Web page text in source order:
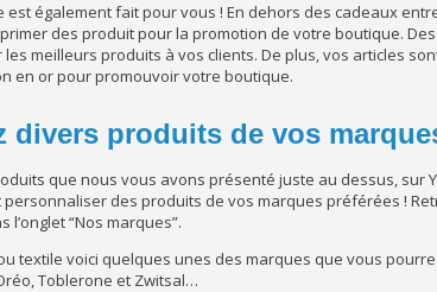
est également fait pour vous ! En dehors des cadeaux
des produit pour la promotion de votre boutique.
meilleurs produits à vos clients. De plus, vos articles
en or pour promouvoir votre boutique.
divers produits de vos
que nous vous avons présenté juste au dessus, sur
des produits de vos marques préférées !
“Nos marques”.
textile voici quelques unes des marques que vous
Toblerone et Zwitsal…